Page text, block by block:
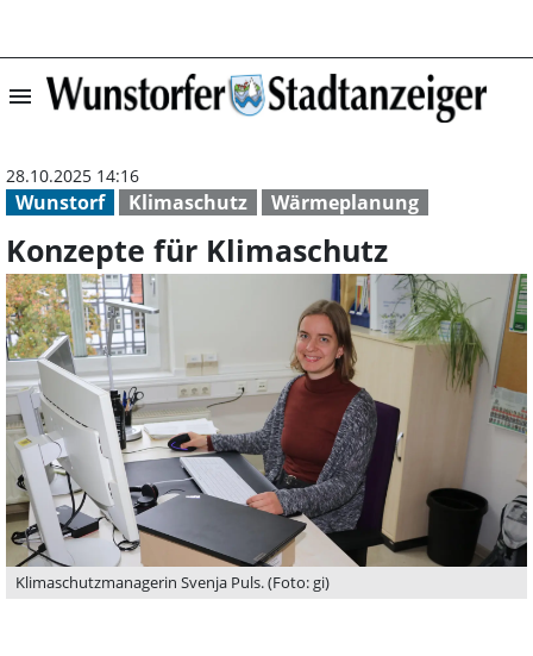
menu Konzepte für
Wunstorf Klimaschutz Wärmeplanung
28.10.2025 14:16
Konzepte für Klimaschutz
Klimaschutzmanagerin Svenja Puls. (Foto: gi)